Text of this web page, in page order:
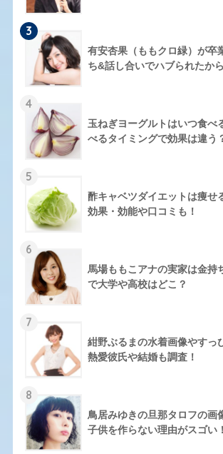
3
有安杏果（ももクロ緑）が卒
ち&話し合いでハブられたか
4
玉ねぎヨーグルトはいつ食べ
べるタイミングで効果は違う
5
酢キャベツダイエットは痩せ
効果・効能や口コミも！
6
馬場ももこアナの実家は金持
で大学や高校はどこ？
7
紺野ぶるまの水着画像やすっ
熱愛彼氏や結婚も調査！
8
鳥居みゆきの旦那タロフの画
子供を作らない理由がスゴい！